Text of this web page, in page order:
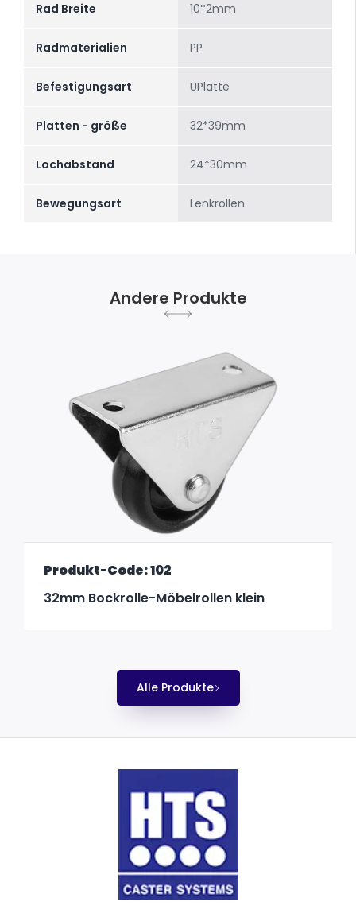
Rad Breite 10*2mm
Radmaterialien PP
Befestigungsart UPlatte
Platten - größe 32*39mm
Lochabstand 24*30mm
Bewegungsart Lenkrollen
Andere Produkte
Produkt-Code: 102
32mm Bockrolle-Möbelrollen klein
Alle Produkte